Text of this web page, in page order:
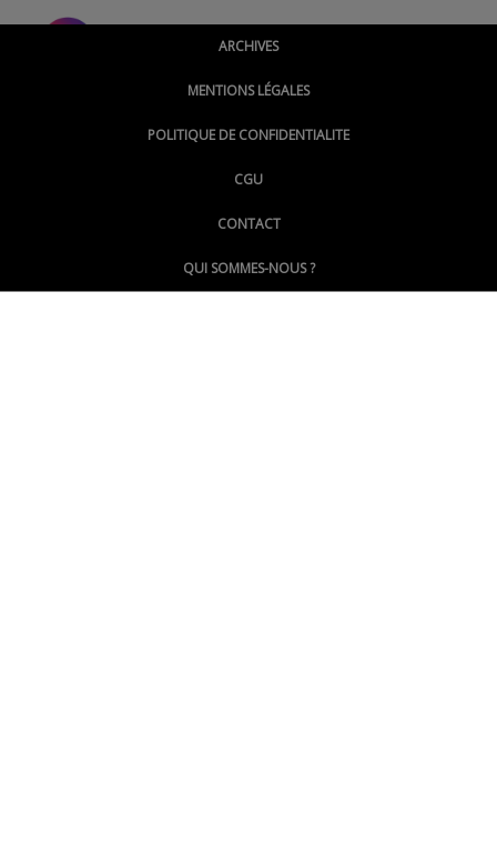
@montpellierpoinginfo
@LePoingMontpellier
ARCHIVES
MENTIONS LÉGALES
POLITIQUE DE CONFIDENTIALITE
CGU
CONTACT
QUI SOMMES-NOUS ?